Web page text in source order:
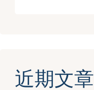
近期文章